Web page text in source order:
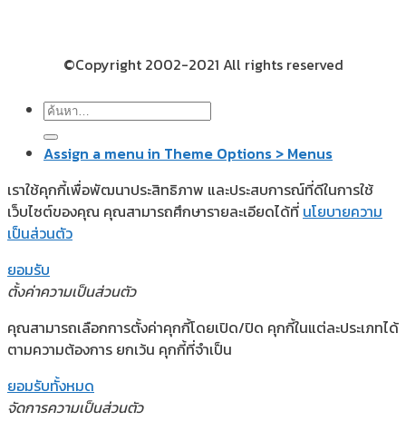
©Copyright 2002-2021 All rights reserved
Assign a menu in Theme Options > Menus
เราใช้คุกกี้เพื่อพัฒนาประสิทธิภาพ และประสบการณ์ที่ดีในการใช้
เว็บไซต์ของคุณ คุณสามารถศึกษารายละเอียดได้ที่ นโยบายความ
เป็นส่วนตัว
ยอมรับ
ตั้งค่าความเป็นส่วนตัว
คุณสามารถเลือกการตั้งค่าคุกกี้โดยเปิด/ปิด คุกกี้ในแต่ละประเภทได้
ตามความต้องการ ยกเว้น คุกกี้ที่จำเป็น
ยอมรับทั้งหมด
จัดการความเป็นส่วนตัว